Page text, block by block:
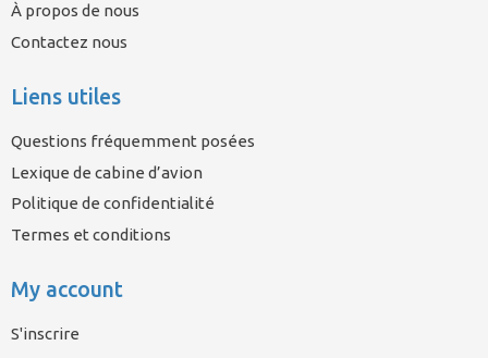
À propos de nous
Contactez nous
Liens utiles
Questions fréquemment posées
Lexique de cabine d’avion
Politique de confidentialité
Termes et conditions
My account
S'inscrire